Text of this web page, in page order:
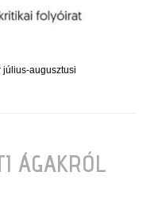
július-augusztusi
ÁGAKRÓL